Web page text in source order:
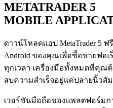
METATRADER 5
MOBILE
ดาวน์โหลดแอป MetaTrader 5
Android ของคุณเพื่อซื้อขายฟอ
ทุกเวลา เครื่องมือทั้งหมดที่คุณ
สบความสําเร็จอยู่แค่ปลายนิ้วสั
เวอร์ชันมือถือของแพลตฟอร์ม